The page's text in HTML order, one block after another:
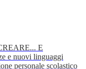
E
e nuovi linguaggi
personale scolastico